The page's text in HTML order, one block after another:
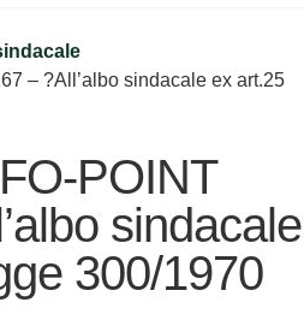
– ?All’albo sindacale ex art.25
POINT
sindacale
300/1970